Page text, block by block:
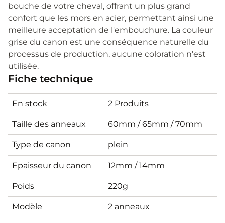
bouche de votre cheval, offrant un plus grand
confort que les mors en acier, permettant ainsi une
meilleure acceptation de l'embouchure. La couleur
grise du canon est une conséquence naturelle du
processus de production, aucune coloration n'est
utilisée.
Fiche technique
En stock 2 Produits
Taille des anneaux 60mm / 65mm / 70mm
Type de canon plein
Epaisseur du canon 12mm / 14mm
Poids 220g
Modèle 2 anneaux